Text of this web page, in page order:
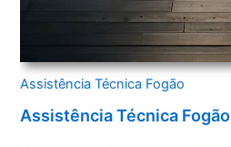
Assistência Técnica Fogão
Assistência Técnica Fogão